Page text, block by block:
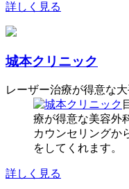
詳しく見る
城本クリニック
レーザー治療が得意な
療が得意な美容外
カウンセリングか
をしてくれます。
詳しく見る